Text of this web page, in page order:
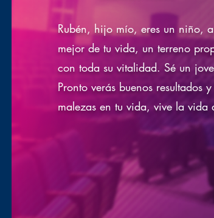
Rubén, hijo mío, eres un niño,
mejor de tu vida, un terreno
con toda su vitalidad. Sé un
Pronto verás buenos
malezas en tu vida, vive la